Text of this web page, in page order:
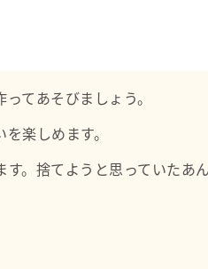
てあそびましょう。
楽しめます。
。捨てようと思っていたあ